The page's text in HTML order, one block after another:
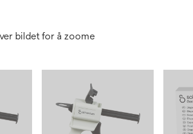
bildet for å zoome